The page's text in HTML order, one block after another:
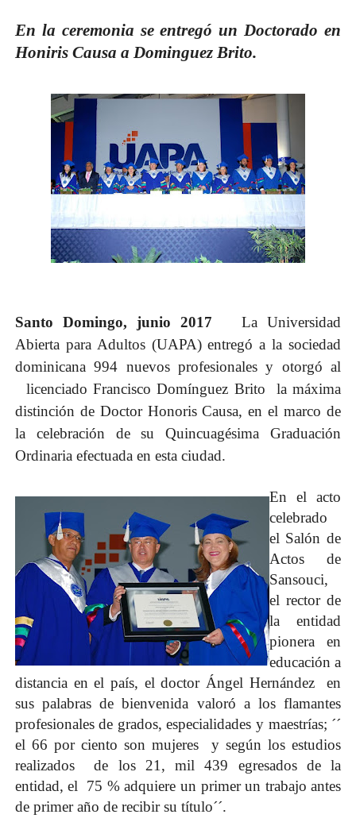
En la ceremonia se entregó un Doctorado en
Honiris Causa a Dominguez Brito.
Santo Domingo, junio 2017
La Universidad
Abierta para Adultos (UAPA) entregó a la sociedad
dominicana 994 nuevos profesionales y otorgó al
licenciado Francisco Domínguez Brito la máxima
distinción de Doctor Honoris Causa, en el marco de
la celebración de su Quincuagésima Graduación
Ordinaria efectuada en esta ciudad.
En el acto
celebrado
el Salón de
Actos de
Sansouci,
el rector de
la entidad
pionera en
educación a
distancia en el país, el doctor Ángel Hernández en
sus palabras de bienvenida valoró a los flamantes
profesionales de grados, especialidades y maestrías; ´´
el 66 por ciento son mujeres y según los estudios
realizados de los 21, mil 439 egresados de la
entidad, el 75 % adquiere un primer un trabajo antes
de primer año de recibir su título´´.